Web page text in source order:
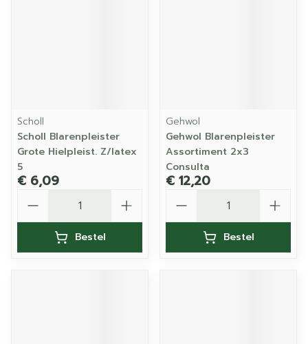
Scholl
Scholl Blarenpleister
Grote Hielpleist. Z/latex
5
€ 6,09
Bestel
Gehwol
Gehwol Blarenpleister
Assortiment 2x3
Consulta
€ 12,20
Bestel